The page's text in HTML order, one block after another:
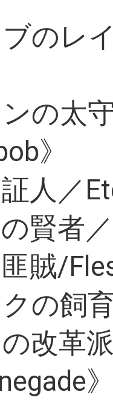
のレ
の太
》
人／
賢者
賊/
の飼
改革